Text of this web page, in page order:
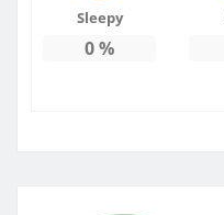
Sleepy
0%